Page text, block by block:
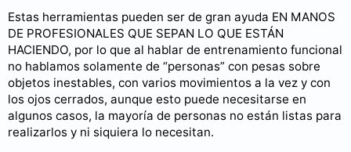
Estas herramientas pueden ser de gran ayuda EN MANOS
DE PROFESIONALES QUE SEPAN LO QUE ESTÁN
HACIENDO, por lo que al hablar de entrenamiento funcional
no hablamos solamente de “personas” con pesas sobre
objetos inestables, con varios movimientos a la vez y con
los ojos cerrados, aunque esto puede necesitarse en
algunos casos, la mayoría de personas no están listas para
realizarlos y ni siquiera lo necesitan.